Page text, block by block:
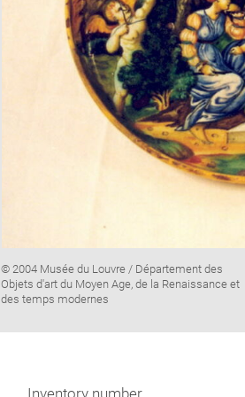
Image
caption:
© 2004 Musée du Louvre / Département des
Objets d'art du Moyen Age, de la Renaissance et
des temps modernes